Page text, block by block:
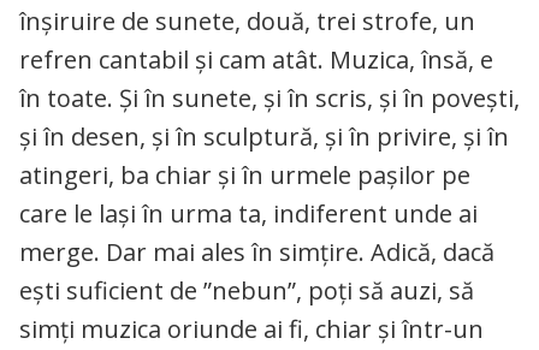
înșiruire de sunete, două, trei strofe, un
refren cantabil și cam atât. Muzica, însă, e
în toate. Și în sunete, și în scris, și în povești,
și în desen, și în sculptură, și în privire, și în
atingeri, ba chiar și în urmele pașilor pe
care le lași în urma ta, indiferent unde ai
merge. Dar mai ales în simțire. Adică, dacă
ești suficient de ”nebun”, poți să auzi, să
simți muzica oriunde ai fi, chiar și într-un